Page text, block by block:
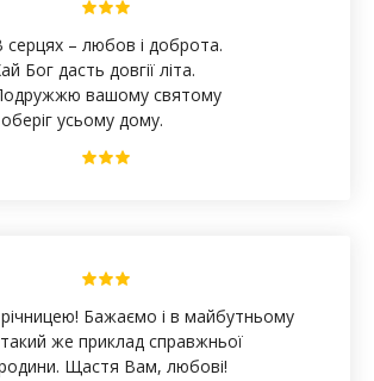
серцях – любов і доброта.
Бог дасть довгії літа.
вашому святому
оберіг усьому дому.
Бажаємо і в майбутньому
же приклад справжньої
Щастя Вам, любові!